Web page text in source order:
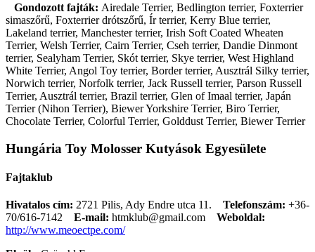
Gondozott fajták: Airedale Terrier, Bedlington terrier, Foxterrier
simaszőrű, Foxterrier drótszőrű, Ír terrier, Kerry Blue terrier,
Lakeland terrier, Manchester terrier, Irish Soft Coated Wheaten
Terrier, Welsh Terrier, Cairn Terrier, Cseh terrier, Dandie Dinmont
terrier, Sealyham Terrier, Skót terrier, Skye terrier, West Highland
White Terrier, Angol Toy terrier, Border terrier, Ausztrál Silky terrier,
Norwich terrier, Norfolk terrier, Jack Russell terrier, Parson Russell
Terrier, Ausztrál terrier, Brazil terrier, Glen of Imaal terrier, Japán
Terrier (Nihon Terrier), Biewer Yorkshire Terrier, Biro Terrier,
Chocolate Terrier, Colorful Terrier, Golddust Terrier, Biewer Terrier
Hungária Toy Molosser Kutyások Egyesülete
Fajtaklub
Hivatalos cím: 2721 Pilis, Ady Endre utca 11. Telefonszám: +36-
70/616-7142
E-mail: htmklub@gmail.com
Weboldal:
http://www.meoectpe.com/